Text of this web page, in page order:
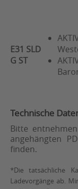
E31 SLD
G ST
Technische
Bitte
angehängten
finden.
*Die tatsächliche
Ladevorgänge ab.